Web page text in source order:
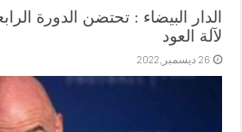
الدار البيضاء : تحتضن الدورة
لآلة العود
26 ديسمبر,2022